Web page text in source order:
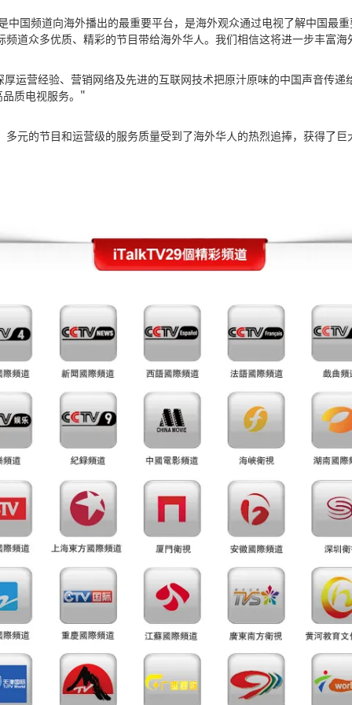
国频道向海外播出的最重要平台，是海外观众通过电视了解中国最
道众多优质、精彩的节目带给海外华人。我们相信这将进一步丰富
运营经验、营销网络及先进的互联网技术把原汁原味的中国声音传
质电视服务。"
元的节目和运营级的服务质量受到了海外华人的热烈追捧，获得了